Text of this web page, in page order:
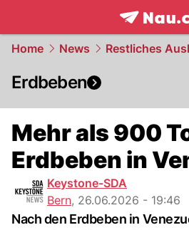
frontpage.
Home News Restliches
Erdbeben
Mehr als 900
Erdbeben in
Keystone-SDA
Bern, 26.06.2026 - 19:46
Nach den Erdbeben in